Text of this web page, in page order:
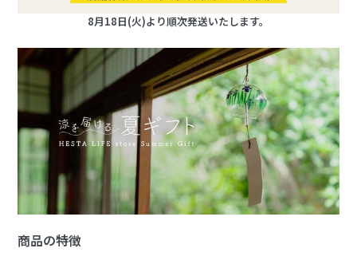
8月18日(火)より順次発送いたします。
商品の特徴